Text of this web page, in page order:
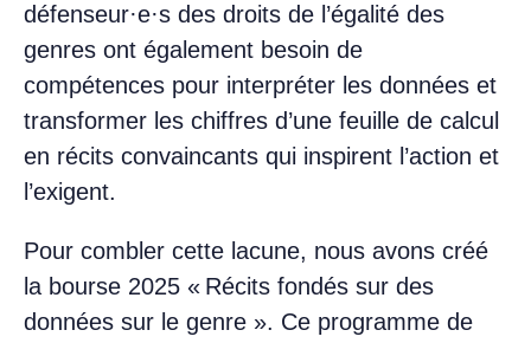
défenseur·e·s des droits de l’égalité des
genres ont également besoin de
compétences pour interpréter les données et
transformer les chiffres d’une feuille de calcul
en récits convaincants qui inspirent l’action et
l’exigent.
Pour combler cette lacune, nous avons créé
la bourse 2025 « Récits fondés sur des
données sur le genre ». Ce programme de